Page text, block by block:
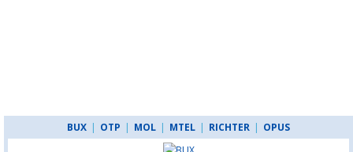
BUX | OTP | MOL | MTEL | RICHTER | OPUS